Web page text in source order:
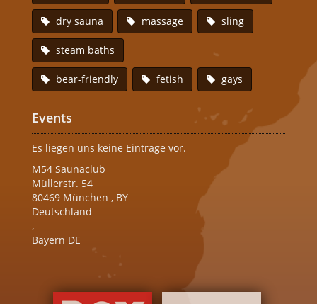
dry sauna massage sling
steam baths
bear-friendly fetish gays
Events
Es liegen uns keine Einträge vor.
M54 Saunaclub
Müllerstr. 54
80469 München , BY
Deutschland
,
Bayern DE